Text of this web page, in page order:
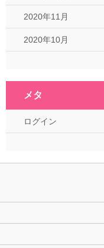
2020年11月
2020年10月
メタ
ログイン